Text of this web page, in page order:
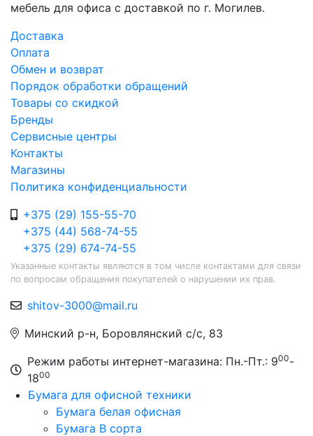
мебель для офиса с доставкой по г. Могилев.
Доставка
Оплата
Обмен и возврат
Порядок обработки обращений
Товары со скидкой
Бренды
Сервисные центры
Контакты
Магазины
Политика конфиденциальности
+375 (29) 155-55-70
+375 (44) 568-74-55
+375 (29) 674-74-55
Указанные контакты являются в том числе контактами для связи
по вопросам обращения покупателей о нарушении их прав.
shitov-3000@mail.ru
Минский р-н, Боровлянский с/с, 83
Режим работы интернет-магазина: Пн.-Пт.: 900-
1800
Бумага для офисной техники
Бумага белая офисная
Бумага B сорта